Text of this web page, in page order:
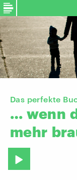
Das perfekte
… wenn
mehr